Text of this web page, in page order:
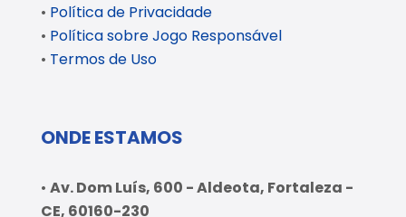
• Política de Privacidade
• Política sobre Jogo Responsável
• Termos de Uso
ONDE ESTAMOS
• Av. Dom Luís, 600 - Aldeota, Fortaleza -
CE, 60160-230